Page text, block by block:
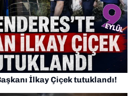
İlkay Çiçek tutuklandı!